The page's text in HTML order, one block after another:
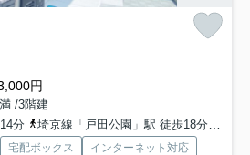
円
/3階建
分
埼京線「戸田公園」駅 徒歩18分
宅配ボックス
インターネット対応